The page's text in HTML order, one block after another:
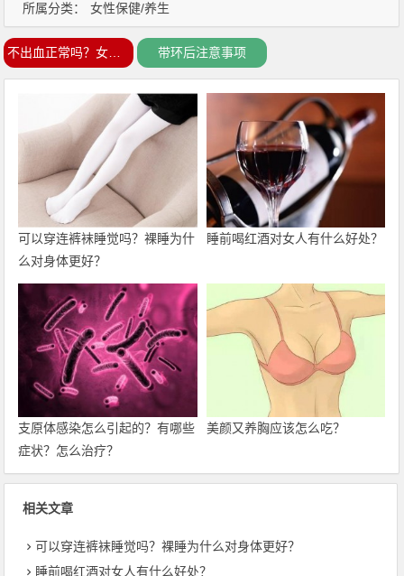
所属分类： 女性保健/养生
带环后注意事项
可以穿连裤袜睡觉吗？裸睡为什
么对身体更好？
睡前喝红酒对女人有什么好处？
支原体感染怎么引起的？有哪些
症状？怎么治疗？
美颜又养胸应该怎么吃？
相关文章
可以穿连裤袜睡觉吗？裸睡为什么对身体更好？
睡前喝红酒对女人有什么好处？